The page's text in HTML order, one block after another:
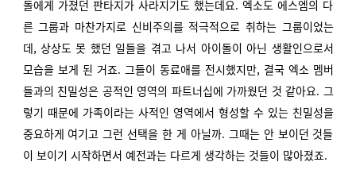
돌에게 가졌던 판타지가 사라지기도 했는데요. 엑소도 에스엠의 다
른 그룹과 마찬가지로 신비주의를 적극적으로 취하는 그룹이었는
데, 상상도 못 했던 일들을 겪고 나서 아이돌이 아닌 생활인으로서
모습을 보게 된 거죠. 그들이 동료애를 전시했지만, 결국 엑소 멤버
들과의 친밀성은 공적인 영역의 파트너십에 가까웠던 것 같아요. 그
렇기 때문에 가족이라는 사적인 영역에서 형성할 수 있는 친밀성을
중요하게 여기고 그런 선택을 한 게 아닐까. 그때는 안 보이던 것들
이 보이기 시작하면서 예전과는 다르게 생각하는 것들이 많아졌죠.